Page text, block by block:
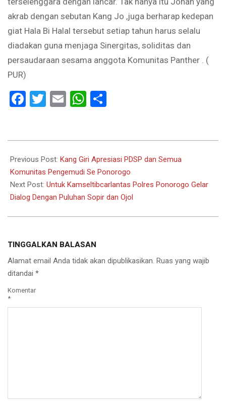
akrab dengan sebutan Kang Jo ,juga berharap kedepan
giat Hala Bi Halal tersebut setiap tahun harus selalu
diadakan guna menjaga Sinergitas, soliditas dan
persaudaraan sesama anggota Komunitas Panther . (
PUR)
Facebook
Twitter
EmailWhatsApp
04-
21
Previous Post: Kang Giri Apresiasi PDSP dan Semua
Komunitas Pengemudi Se Ponorogo
Next Post: Untuk Kamseltibcarlantas Polres Ponorogo Gelar
Dialog Dengan Puluhan Sopir dan Ojol
TINGGALKAN BALASAN
Alamat email Anda tidak akan dipublikasikan. Ruas yang wajib
ditandai *
Komentar
*